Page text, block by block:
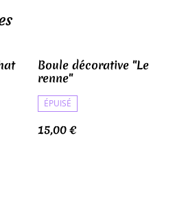
Boule décorative "Le
renne"
ÉPUISÉ
15,00 €